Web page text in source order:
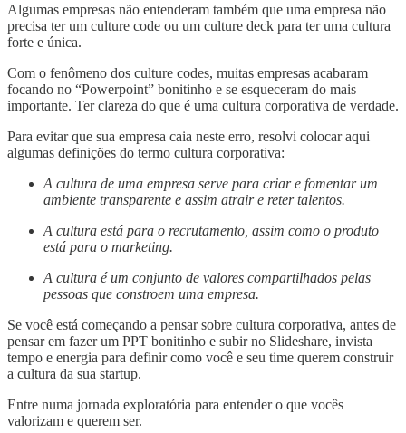
Algumas empresas não entenderam também que uma empresa não
precisa ter um culture code ou um culture deck para ter uma cultura
forte e única.
Com o fenômeno dos culture codes, muitas empresas acabaram
focando no “Powerpoint” bonitinho e se esqueceram do mais
importante. Ter clareza do que é uma cultura corporativa de verdade.
Para evitar que sua empresa caia neste erro, resolvi colocar aqui
algumas definições do termo cultura corporativa:
A cultura de uma empresa serve para criar e fomentar um
ambiente transparente e assim atrair e reter talentos.
A cultura está para o recrutamento, assim como o produto
está para o marketing.
A cultura é um conjunto de valores compartilhados pelas
pessoas que constroem uma empresa.
Se você está começando a pensar sobre cultura corporativa, antes de
pensar em fazer um PPT bonitinho e subir no Slideshare, invista
tempo e energia para definir como você e seu time querem construir
a cultura da sua startup.
Entre numa jornada exploratória para entender o que vocês
valorizam e querem ser.